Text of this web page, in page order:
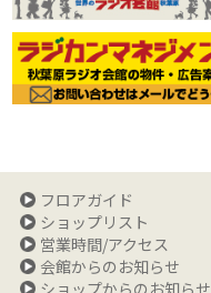
フロアガイド
ショップリスト
営業時間/アクセス
会館からのお知らせ